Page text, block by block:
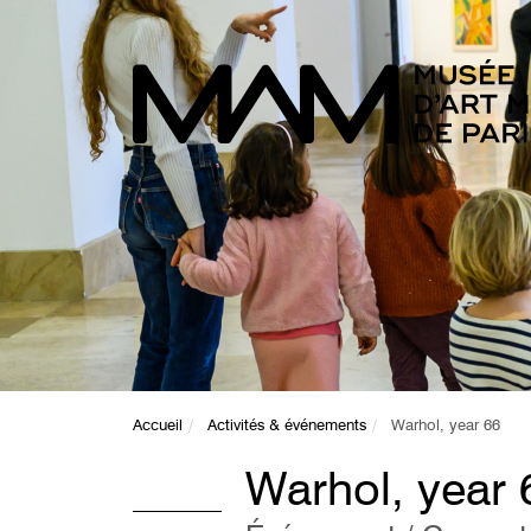
Accueil Activités & événements Warhol, year 66
Warhol, year